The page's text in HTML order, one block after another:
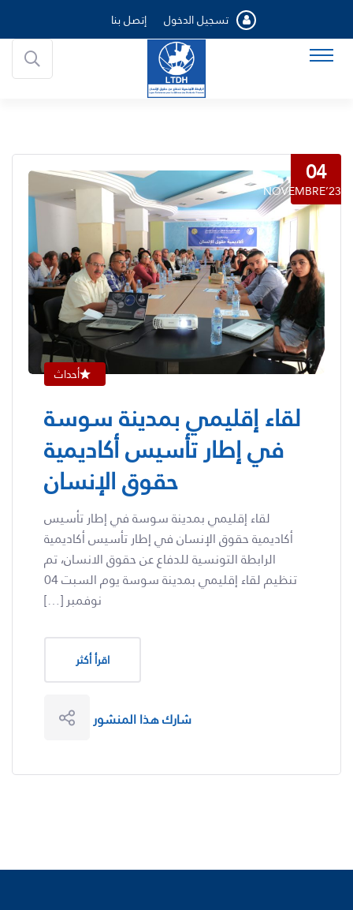
تسجيل الدخول إتصل بنا
04
NOVEMBRE’23
أحداث
لقاء إقليمي بمدينة سوسة
في إطار تأسيس أكاديمية
حقوق الإنسان
لقاء إقليمي بمدينة سوسة في إطار تأسيس
أكاديمية حقوق الإنسان في إطار تأسيس أكاديمية
الرابطة التونسية للدفاع عن حقوق الانسان، تم
تنظيم لقاء إقليمي بمدينة سوسة يوم السبت 04
نوفمبر […]
اقرأ أكثر
شارك هذا المنشور